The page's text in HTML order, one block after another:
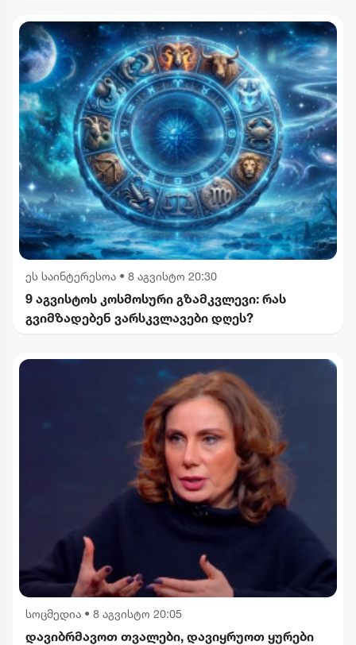
ეს საინტერესოა • 8 აგვისტო 20:30
9 აგვისტოს კოსმოსური გზამკვლევი: რას
გვიმზადებენ ვარსკვლავები დღეს?
სოცმედია • 8 აგვისტო 20:05
დავიბრმავოთ თვალები, დავიყრუოთ ყურები